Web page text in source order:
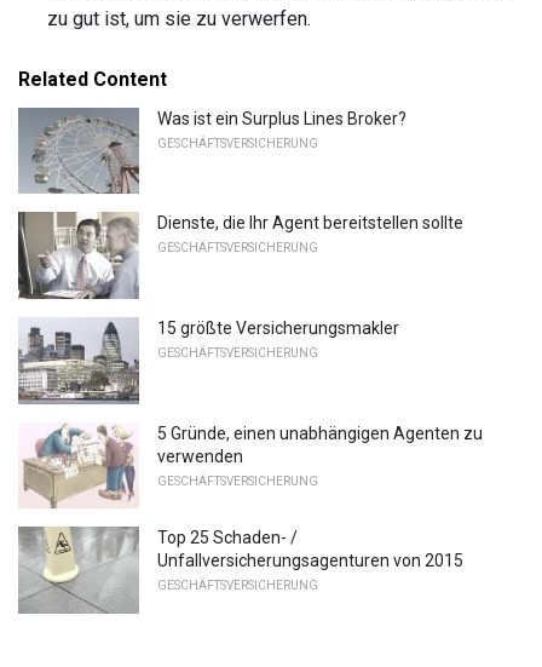
zu gut ist, um sie zu verwerfen.
Related Content
Was ist ein Surplus Lines Broker?
GESCHÄFTSVERSICHERUNG
Dienste, die Ihr Agent bereitstellen sollte
GESCHÄFTSVERSICHERUNG
15 größte Versicherungsmakler
GESCHÄFTSVERSICHERUNG
5 Gründe, einen unabhängigen Agenten zu
verwenden
GESCHÄFTSVERSICHERUNG
Top 25 Schaden- /
Unfallversicherungsagenturen von 2015
GESCHÄFTSVERSICHERUNG